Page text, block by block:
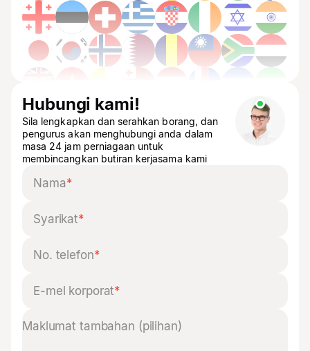
Hubungi kami!
Sila lengkapkan dan serahkan borang, dan
pengurus akan menghubungi anda dalam
masa 24 jam perniagaan untuk
membincangkan butiran kerjasama kami
Nama*
Syarikat*
No. telefon*
E-mel korporat*